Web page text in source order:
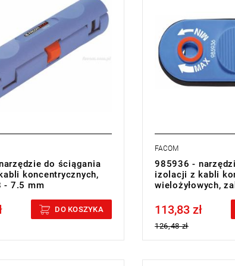
do ściągania
koncentrycznych,
- 7.5 mm
DO KOSZYKA
ciągu 5 lat od zakupu)
FACOM
985936 -
izolacji z kabli
wielożyłowych,
Price tax included
113,83 zł
126,48 zł